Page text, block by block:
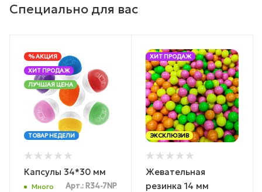
Специально для вас
% АКЦИЯ
ХИТ ПРОДАЖ
ЛУЧШАЯ ЦЕНА
ТОВАР НЕДЕЛИ
Капсулы 34*30 мм
Много Арт.: R34-7NP
ХИТ ПРОДАЖ
ЭКСКЛЮЗИВ
Жевательная
резинка 14 мм